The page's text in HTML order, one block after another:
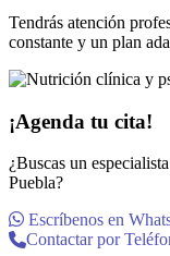
Tendrás atención
constante y un plan
¡Agenda tu cita!
¿Buscas un
Puebla?
Escríbenos en
Contactar por